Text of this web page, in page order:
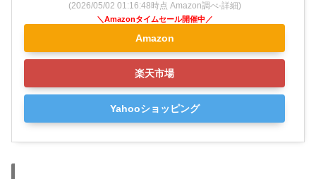
(2026/05/02 01:16:48時点 Amazon調べ-詳細)
Amazon
楽天市場
Yahooショッピング